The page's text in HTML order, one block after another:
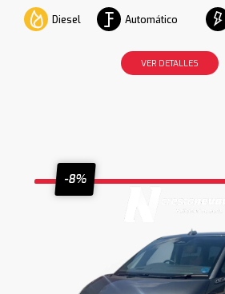
Diesel Automático
VER DETALLES
-8%